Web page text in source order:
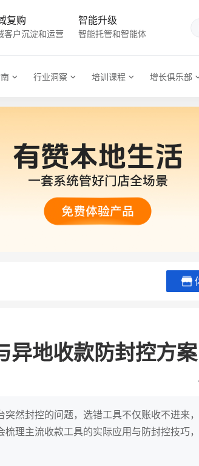
复购
客户沉淀和运营
智能升级
智能托管和智能体
行业洞察 培训课程 增长俱乐部
异地收款防封控方案
然封控的问题，选错工具不仅账收不进来
理主流收款工具的实际应用与防封控技巧
2 万人
900 万
私域样本打法！新希望白帝乳业
靠企业微信实现销售额翻 8 倍！
80% +
三只松鼠旗
牌，22天